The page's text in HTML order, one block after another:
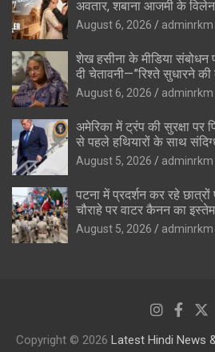
अवतार, शबाना आजमी के
August 6, 2026 adminrkm
शेख हसीना के मीडिया संबोधन
दी चेतावनी—”रिश्ते सुधारने
August 6, 2026 adminrkm
अमेरिका में ट्रंप की सुरक्षा पर
से पहले हथियारों के साथ
August 5, 2026 adminrkm
पटना में प्रदर्शन कर रहे
चौराहे पर वाटर कैनन का
August 5, 2026 adminrkm
Copyright © 2026 Latest Hindi News